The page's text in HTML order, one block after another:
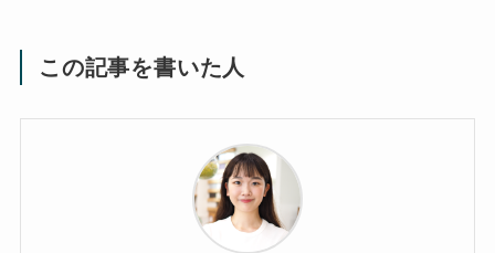
この記事を書いた人